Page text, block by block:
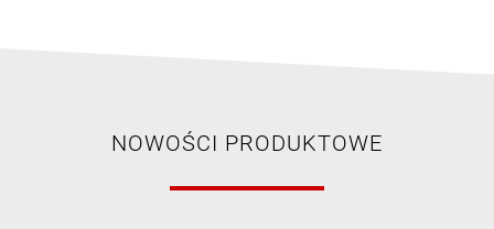
NOWOŚCI PRODUKTOWE